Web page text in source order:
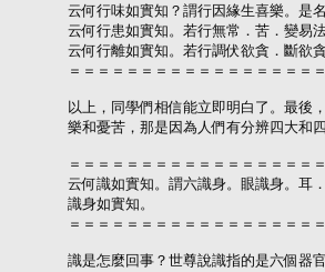
云何行味如實知？謂行因緣生喜樂。是
云何行患如實知。若行無常．苦．變易
云何行離如實知。若行調伏欲貪．斷欲
＝＝＝＝＝＝＝＝＝＝＝＝＝＝＝＝＝
以上，同學們相信能立即明白了。最後
樂和憂苦，那是因為人們有分辨四大和
＝＝＝＝＝＝＝＝＝＝＝＝＝＝＝＝＝
云何識如實知。謂六識身。眼識身。耳
識身如實知。
＝＝＝＝＝＝＝＝＝＝＝＝＝＝＝＝＝
識是怎麼回事？世尊說識指的是六個器